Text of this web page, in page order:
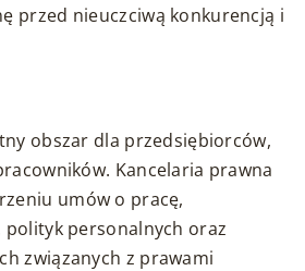
przed nieuczciwą konkurencją i
obszar dla przedsiębiorców,
Kancelaria prawna
umów o pracę,
personalnych oraz
związanych z prawami